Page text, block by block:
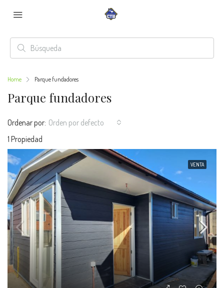
Home Parque fundadores
Parque fundadores
1 Propiedad
Ordenar por: Orden por defecto
VENTA